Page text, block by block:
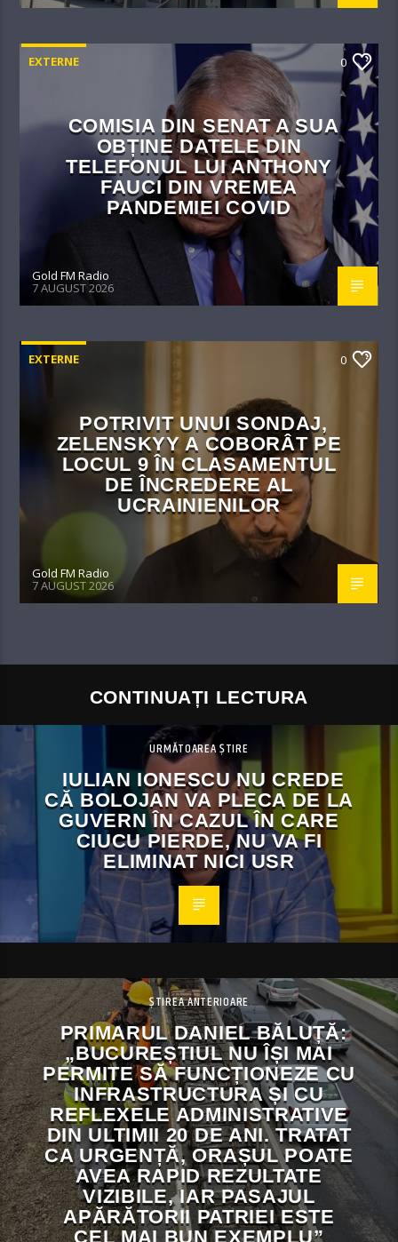
EXTERNE 0
COMISIA DIN SENAT A SUA
OBȚINE DATELE DIN
TELEFONUL LUI ANTHONY
FAUCI DIN VREMEA
PANDEMIEI COVID
Gold FM Radio
7 AUGUST 2026
EXTERNE 0
POTRIVIT UNUI SONDAJ,
ZELENSKYY A COBORÂT PE
LOCUL 9 ÎN CLASAMENTUL
DE ÎNCREDERE AL
UCRAINIENILOR
Gold FM Radio
7 AUGUST 2026
CONTINUAȚI LECTURA
URMĂTOAREA ȘTIRE
IULIAN IONESCU NU CREDE
CĂ BOLOJAN VA PLECA DE LA
GUVERN ÎN CAZUL ÎN CARE
CIUCU PIERDE, NU VA FI
ELIMINAT NICI USR
ȘTIREA ANTERIOARE
PRIMARUL DANIEL BĂLUȚĂ:
„BUCUREȘTIUL NU ÎȘI MAI
PERMITE SĂ FUNCȚIONEZE CU
INFRASTRUCTURA ȘI CU
REFLEXELE ADMINISTRATIVE
DIN ULTIMII 20 DE ANI. TRATAT
CA URGENȚĂ, ORAȘUL POATE
AVEA RAPID REZULTATE
VIZIBILE, IAR PASAJUL
APĂRĂTORII PATRIEI ESTE
CEL MAI BUN EXEMPLU”